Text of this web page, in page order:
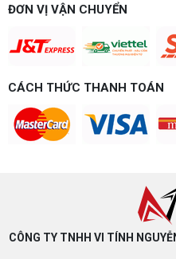
ĐƠN VỊ VẬN CHUYỂN
CÁCH THỨC THANH TOÁN
CÔNG TY TNHH VI TÍNH